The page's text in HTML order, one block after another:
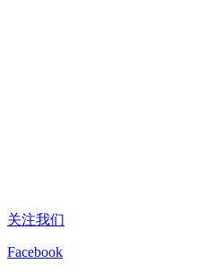
关注我们
Facebook